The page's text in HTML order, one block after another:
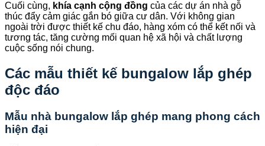
Cuối cùng, khía cạnh cộng đồng của các dự án nhà gỗ
thúc đẩy cảm giác gắn bó giữa cư dân. Với không gian
ngoài trời được thiết kế chu đáo, hàng xóm có thể kết nối và
tương tác, tăng cường mối quan hệ xã hội và chất lượng
cuộc sống nói chung.
Các mẫu thiết kế bungalow lắp ghép
độc đáo
Mẫu nhà bungalow lắp ghép mang phong cách
hiện đại